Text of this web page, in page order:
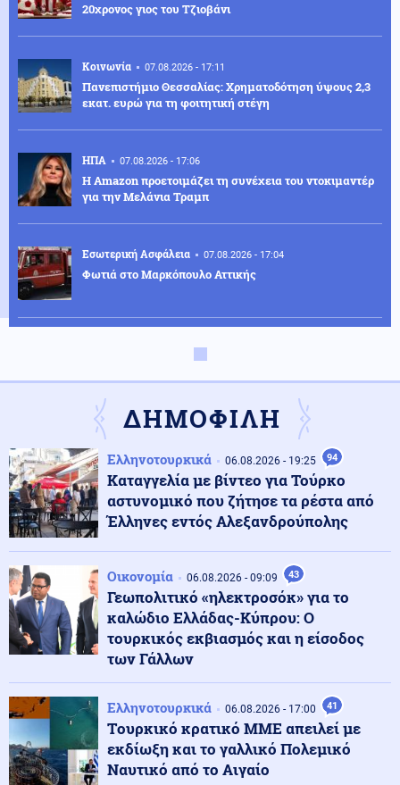
20χρονος γιος του Τζιοβάνι
Κοινωνία 07.08.2026 - 17:11
Πανεπιστήμιο Θεσσαλίας: Χρηματοδότηση ύψους 2,3
εκατ. ευρώ για τη φοιτητική στέγη
ΗΠΑ 07.08.2026 - 17:06
Η Amazon προετοιμάζει τη συνέχεια του ντοκιμαντέρ
για την Μελάνια Τραμπ
Εσωτερική Ασφάλεια 07.08.2026 - 17:04
Φωτιά στο Μαρκόπουλο Αττικής
07.08.2026 - 16:52
εναέρια
Κοινωνία
Στο φουλ η έξοδος των εκδρομέων: Το αδιαχώρητο σε
λιμάνια και σταθμούς
Κοινωνία
ΥΠΑΑΤ: Επιπλέον 12,5 εκατ. ευρώ στις Περιφέρειες για
την ενίσχυση της βιοασφάλειας
ΗΠΑ 07.08.2026 - 16:28
Ξεμένουν και από σύγχρονα υποβρύχια οι ΗΠΑ μετά
την απόσυρση του κλάσης Los Angeles υποβρυχίου
USS San Juan
Κόσμος 07.08.2026 - 16:15
Συναγερμός στις αμερικανικές μυστικές υπηρεσίες:
Πιθανό περιορισμένο πλήγμα της Μόσχας σε μέλος
του ΝΑΤΟ
ΔΗΜΟΦΙΛΗ
Ελληνοτουρκικά 06.08.2026 - 19:25 94
Καταγγελία με βίντεο για Τούρκο
αστυνομικό που ζήτησε τα ρέστα από
Έλληνες εντός Αλεξανδρούπολης
Οικονομία 06.08.2026 - 09:09 43
Γεωπολιτικό «ηλεκτροσόκ» για το
καλώδιο Ελλάδας-Κύπρου: Ο
τουρκικός εκβιασμός και η είσοδος
των Γάλλων
Ελληνοτουρκικά 06.08.2026 - 17:00 41
Tουρκικό κρατικό ΜΜΕ απειλεί με
εκδίωξη και το γαλλικό Πολεμικό
Ναυτικό από το Αιγαίο